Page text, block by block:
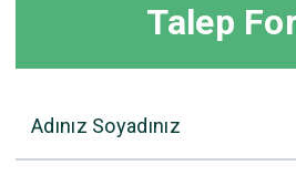
Talep
Adınız Soyadınız